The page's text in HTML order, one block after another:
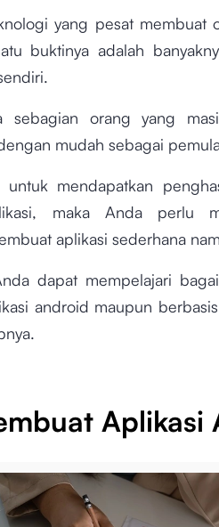
yang pesat membuat
buktinya adalah
sebagian orang yang
mudah sebagai
mendapatkan
maka Anda perlu
aplikasi sederhana
dapat mempelajari
android maupun
Aplikasi